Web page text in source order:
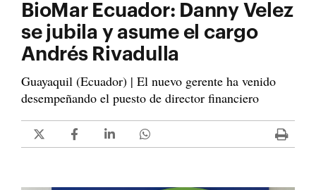
BioMar Ecuador: Danny Velez
se jubila y asume el cargo
Andrés Rivadulla
Guayaquil (Ecuador) | El nuevo gerente ha venido
desempeñando el puesto de director financiero